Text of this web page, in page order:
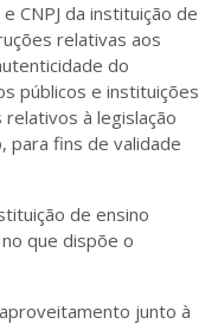
CNPJ da instituição de
relativas aos
do
públicos e instituições
à legislação
para fins de validade
de ensino
que dispõe o
junto à